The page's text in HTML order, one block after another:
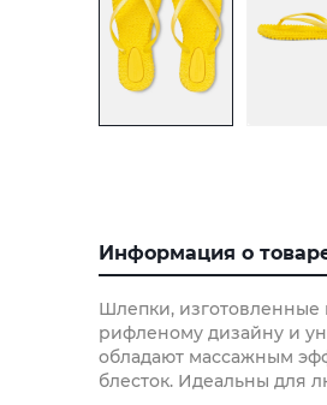
Информация о
Шлепки, изготовленные
рифленому дизайну и
обладают массажным
блесток. Идеальны для